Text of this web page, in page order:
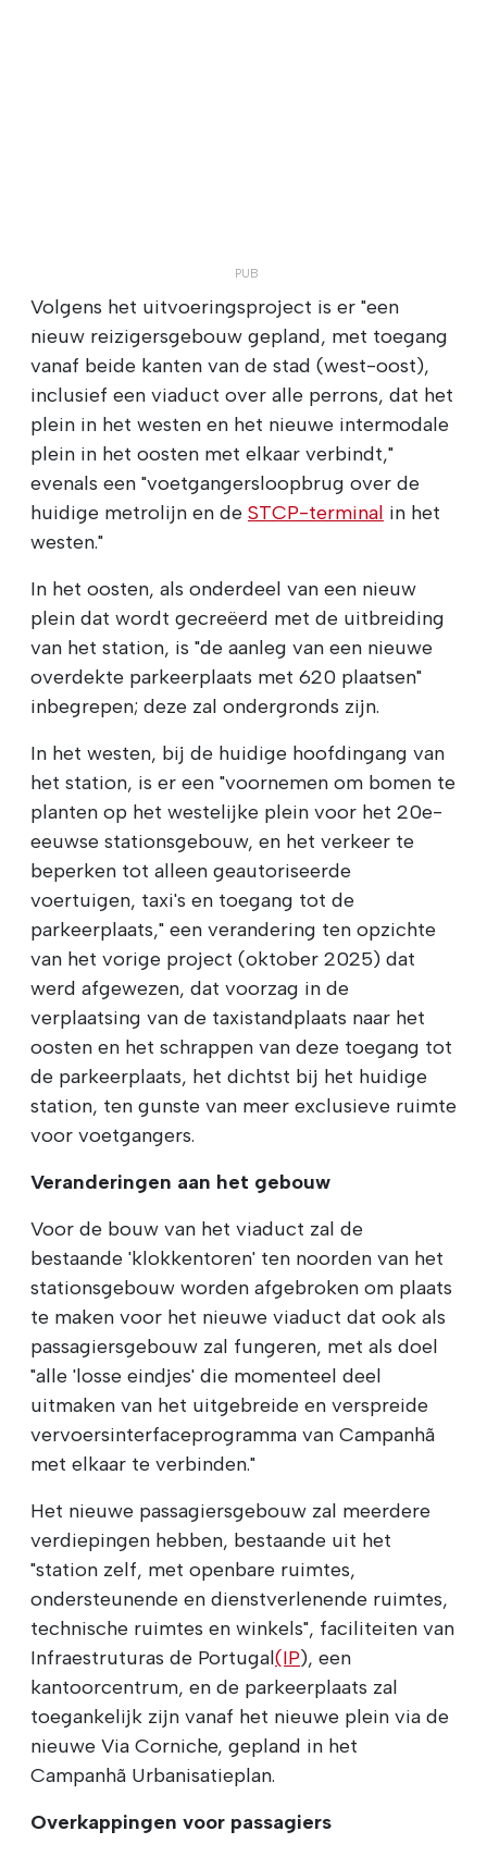
Volgens het uitvoeringsproject is er "een
nieuw reizigersgebouw gepland, met toegang
vanaf beide kanten van de stad (west-oost),
inclusief een viaduct over alle perrons, dat het
plein in het westen en het nieuwe intermodale
plein in het oosten met elkaar verbindt,"
evenals een "voetgangersloopbrug over de
huidige metrolijn en de STCP-terminal in het
westen."
In het oosten, als onderdeel van een nieuw
plein dat wordt gecreëerd met de uitbreiding
van het station, is "de aanleg van een nieuwe
overdekte parkeerplaats met 620 plaatsen"
inbegrepen; deze zal ondergronds zijn.
In het westen, bij de huidige hoofdingang van
het station, is er een "voornemen om bomen te
planten op het westelijke plein voor het 20e-
eeuwse stationsgebouw, en het verkeer te
beperken tot alleen geautoriseerde
voertuigen, taxi's en toegang tot de
parkeerplaats," een verandering ten opzichte
van het vorige project (oktober 2025) dat
werd afgewezen, dat voorzag in de
verplaatsing van de taxistandplaats naar het
oosten en het schrappen van deze toegang tot
de parkeerplaats, het dichtst bij het huidige
station, ten gunste van meer exclusieve ruimte
voor voetgangers.
Veranderingen aan het gebouw
Voor de bouw van het viaduct zal de
bestaande 'klokkentoren' ten noorden van het
stationsgebouw worden afgebroken om plaats
te maken voor het nieuwe viaduct dat ook als
passagiersgebouw zal fungeren, met als doel
"alle 'losse eindjes' die momenteel deel
uitmaken van het uitgebreide en verspreide
vervoersinterfaceprogramma van Campanhã
met elkaar te verbinden."
Het nieuwe passagiersgebouw zal meerdere
verdiepingen hebben, bestaande uit het
"station zelf, met openbare ruimtes,
ondersteunende en dienstverlenende ruimtes,
technische ruimtes en winkels", faciliteiten van
Infraestruturas de Portugal(IP), een
kantoorcentrum, en de parkeerplaats zal
toegankelijk zijn vanaf het nieuwe plein via de
nieuwe Via Corniche, gepland in het
Campanhã Urbanisatieplan.
Overkappingen voor passagiers